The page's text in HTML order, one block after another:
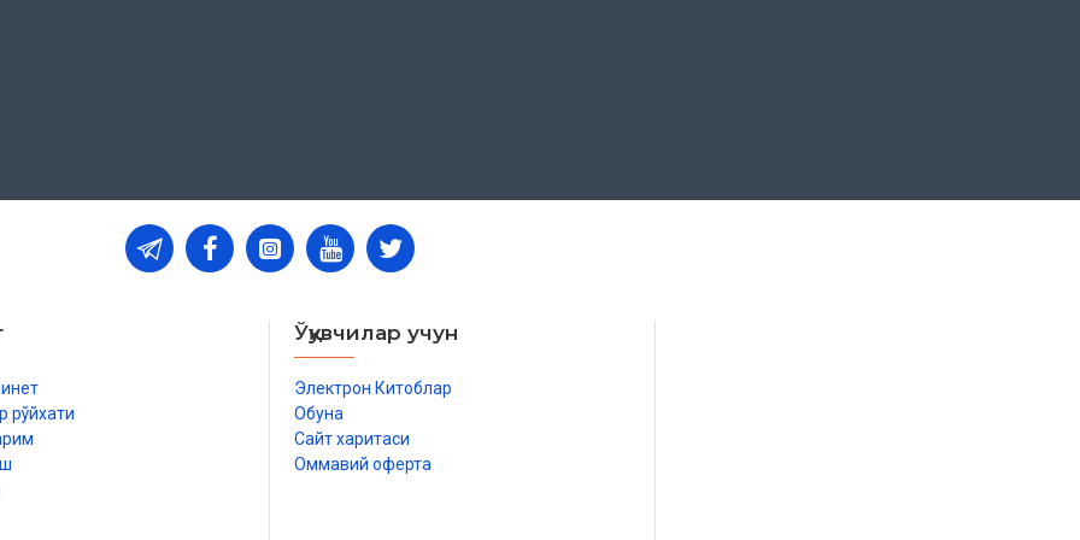
2024 йил 18 июлдаги 03-
этилди.
рўйхати
Ўқувчилар учун
Электрон Китоблар
Обуна
Сайт харитаси
Оммавий оферта